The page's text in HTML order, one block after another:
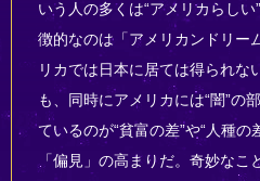
いう人の多くは“アメリカらし
徴的なのは「アメリカンドリー
リカでは日本に居ては得られな
も、同時にアメリカには“闇”の
ているのが“貧富の差”や“人種
「偏見」の高まりだ。奇妙なこ